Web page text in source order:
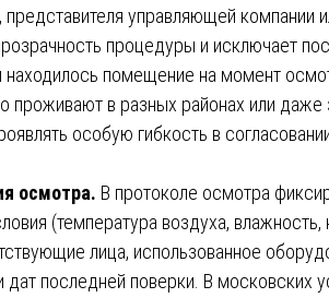
управляющей компании
процедуры и исключает
помещение на момент
проживают в разных районах или даже
особую гибкость в
осмотра. В протоколе осмотра
(температура воздуха, влажность,
лица, использованное
последней поверки. В московских